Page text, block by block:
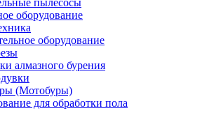
пылесосы
оборудование
оборудование
алмазного бурения
(Мотобуры)
для обработки пола